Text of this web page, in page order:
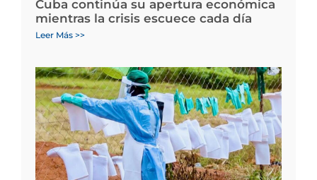
Cuba continúa su apertura económica
mientras la crisis escuece cada día
Leer Más >>